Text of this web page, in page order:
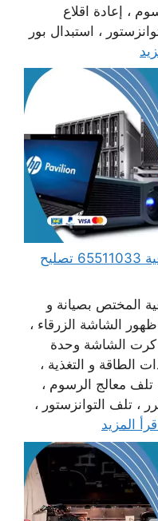
، إعادة اقلاع
، استبدال بور
مهندس كمبيوتر العارضية الصناعية 65511033 تصليح
المختص بصيانة و
الشاشة الزرقاء ،
كرت الشاشة وحدة
الطاقة و التغذية ،
تلف معالج الرسوم ،
، تلف التوانزستور ،
اقرأ المزيد